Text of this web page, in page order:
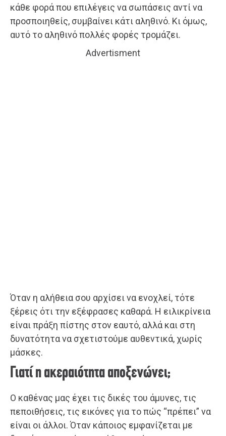
κάθε φορά που επιλέγεις να σωπάσεις αντί να
προσποιηθείς, συμβαίνει κάτι αληθινό. Κι όμως,
αυτό το αληθινό πολλές φορές τρομάζει.
Advertisment
Όταν η αλήθεια σου αρχίσει να ενοχλεί, τότε
ξέρεις ότι την εξέφρασες καθαρά. Η ειλικρίνεια
είναι πράξη πίστης στον εαυτό, αλλά και στη
δυνατότητα να σχετιστούμε αυθεντικά, χωρίς
μάσκες.
Γιατί η ακεραιότητα αποξενώνει;
Ο καθένας μας έχει τις δικές του άμυνες, τις
πεποιθήσεις, τις εικόνες για το πώς “πρέπει” να
είναι οι άλλοι. Όταν κάποιος εμφανίζεται με